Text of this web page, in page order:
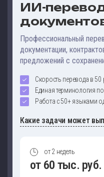
ИИ-
Профессиональный
документации,
предложений с
Скорость перевода в
Единая терминология
Работа с 50+ языками
Какие задачи может
от 2 недель
от 60 тыс. руб.